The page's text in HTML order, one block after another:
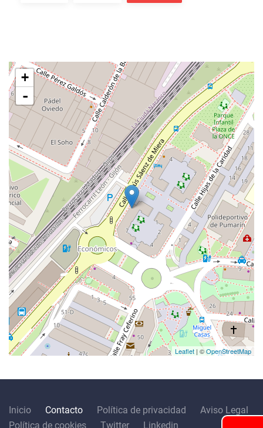
+
-
Leaflet | ©OpenStreetMap
Inicio Contacto Política de privacidad
Aviso Legal
Política de cookies
Twitter Linkedin